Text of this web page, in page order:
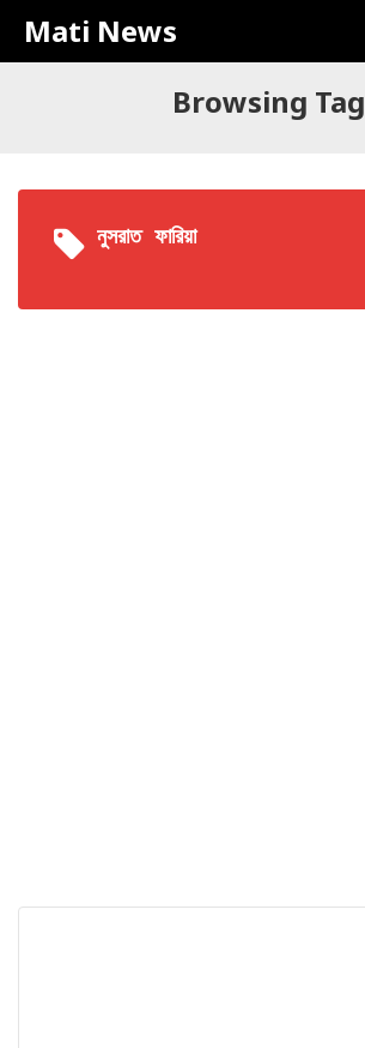
Mati News
Browsing Tag
নুসরাত ফারিয়া